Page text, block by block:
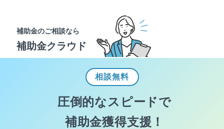
補助金のご相談なら
補助金クラウド
相談無料
圧倒的なスピードで
補助金獲得支援！